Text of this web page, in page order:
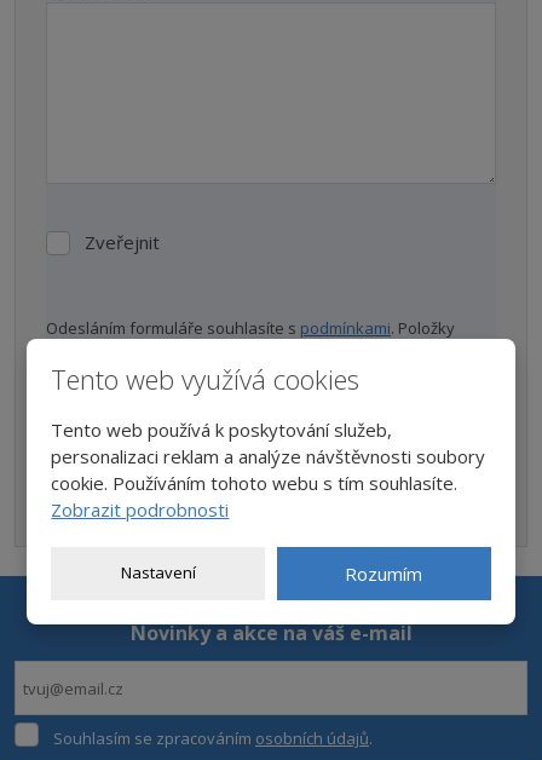
Zveřejnit
Zveřejnit
Odesláním formuláře souhlasíte s podmínkami. Položky
"Odeslat zprávu", bude zpráva zaslána na náš e-mail.
Odpověď můžete očekávat do 2 pracovních dnů. Většinou to
ODESLAT DOTAZ
Formulář
odeslat.Novinky a akce na váš e-mail
Souhlasím
Souhlasím se zpracováním osobních údajů.
Tento web využívá cookies
Tento web používá k poskytování služeb,
personalizaci reklam a analýze návštěvnosti soubory
cookie. Používáním tohoto webu s tím souhlasíte.
Zobrazit podrobnosti
Nastavení Rozumím